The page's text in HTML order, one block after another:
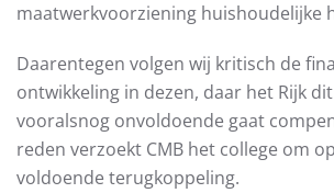
maatwerkvoorziening huishoudelijke
Daarentegen volgen wij kritisch de
ontwikkeling in dezen, daar het Rijk
vooralsnog onvoldoende gaat
reden verzoekt CMB het college om
voldoende terugkoppeling.